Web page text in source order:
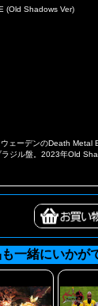
(Old Shadows Ver)
ェーデンのDeath Metal
ジル盤。2023年Old
一緒にいかが